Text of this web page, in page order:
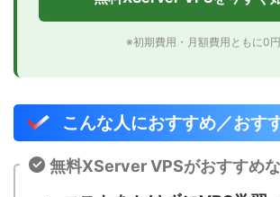
※初期費用・月額費用ともに0円
こんな人におすすめ／おす
無料XServer VPSがおすすめ